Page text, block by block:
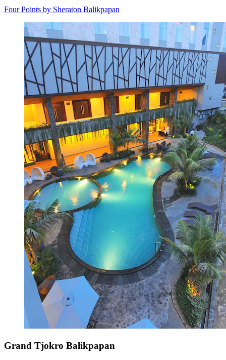
Four Points by Sheraton Balikpapan
Grand Tjokro Balikpapan